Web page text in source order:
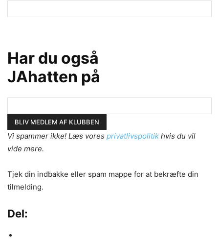
Har du også
JAhatten på
Vi spammer ikke! Læs vores privatlivspolitik hvis du vil
vide mere.
Tjek din indbakke eller spam mappe for at bekræfte din
tilmelding.
Del: